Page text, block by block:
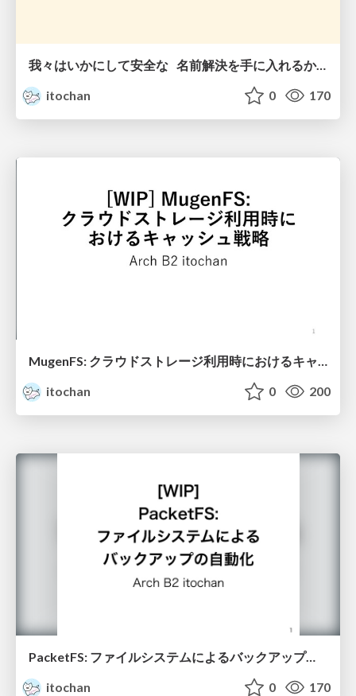
我々はいかにして安全な 名前解決を手に入れるか / How do we get secure name resolution
itochan
0 170
MugenFS: クラウドストレージ利用時におけるキャッシュ戦略
itochan
0 200
PacketFS: ファイルシステムによるバックアップの自動化
itochan
0 170